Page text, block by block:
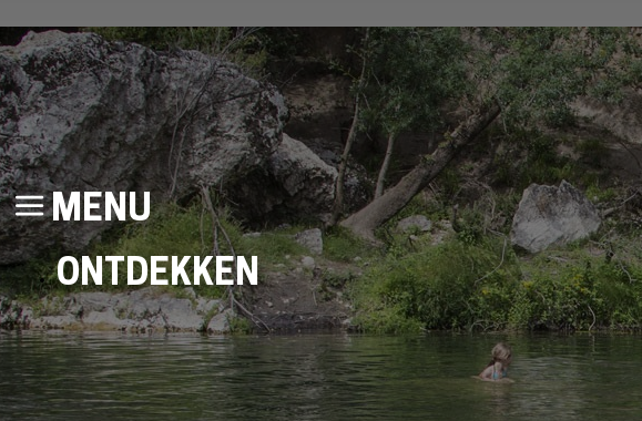
MENU
ONTDEKKEN